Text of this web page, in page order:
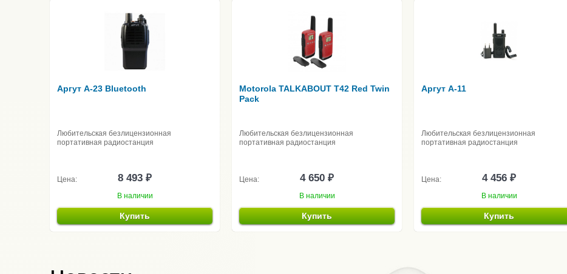
Аргут A-23 Bluetooth
Любительская безлицензионная
портативная радиостанция
Цена: 8 493 ₽
В наличии
Купить
Motorola TALKABOUT T42 Red Twin
Pack
Любительская безлицензионная
портативная радиостанция
Цена: 4 650 ₽
В наличии
Купить
Аргут А-11
Любительская безлицензионная
портативная радиостанция
Цена: 4 456 ₽
В наличии
Купить